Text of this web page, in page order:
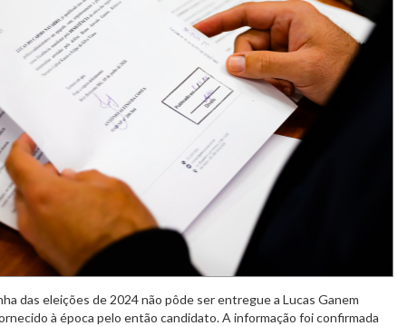
das eleições de 2024 não pôde ser entregue a Lucas Ganem
à época pelo então candidato. A informação foi confirmada